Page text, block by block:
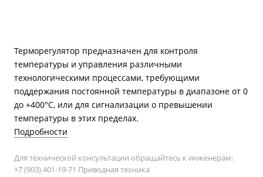
Терморегулятор предназначен для контроля
температуры и управления различными
технологическими процессами, требующими
поддержания постоянной температуры в диапазоне от 0
до +400°С, или для сигнализации о превышении
температуры в этих пределах.
Подробности
Для технической консультации обращайтесь к инженерам:
+7 (903) 401-19-71 Приводная техника